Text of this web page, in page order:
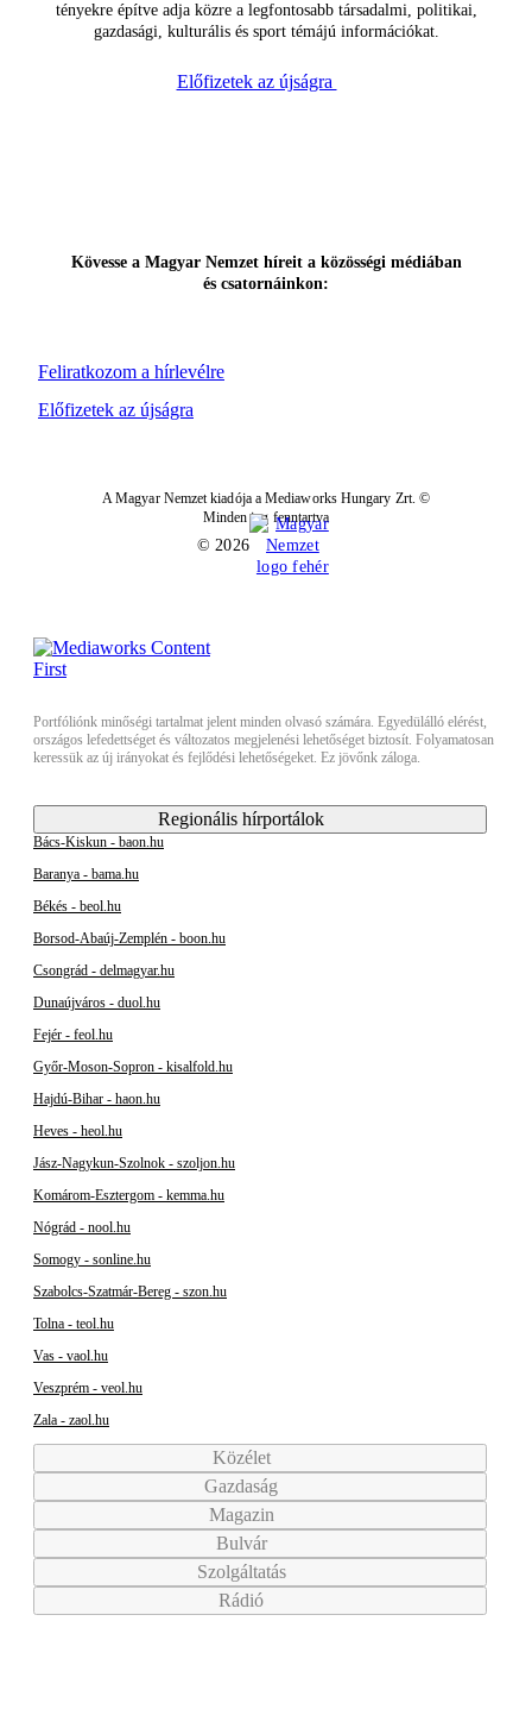
tényekre építve adja közre a legfontosabb társadalmi, politikai,
gazdasági, kulturális és sport témájú információkat.
Előfizetek az újságra
Feliratkozom a hírlevélre
Kövesse a Magyar Nemzet híreit a közösségi médiában
és csatornáinkon:
Előfizetek az újságra
A Magyar Nemzet kiadója a Mediaworks Hungary Zrt. ©
Minden jog fenntartva
© 2026
Portfóliónk minőségi tartalmat jelent minden olvasó számára. Egyedülálló elérést,
országos lefedettséget és változatos megjelenési lehetőséget biztosít. Folyamatosan
keressük az új irányokat és fejlődési lehetőségeket. Ez jövőnk záloga.
Regionális hírportálok
Bács-Kiskun - baon.hu
Baranya - bama.hu
Békés - beol.hu
Borsod-Abaúj-Zemplén - boon.hu
Csongrád - delmagyar.hu
Dunaújváros - duol.hu
Fejér - feol.hu
Győr-Moson-Sopron - kisalfold.hu
Hajdú-Bihar - haon.hu
Heves - heol.hu
Jász-Nagykun-Szolnok - szoljon.hu
Komárom-Esztergom - kemma.hu
Nógrád - nool.hu
Somogy - sonline.hu
Szabolcs-Szatmár-Bereg - szon.hu
Tolna - teol.hu
Vas - vaol.hu
Veszprém - veol.hu
Zala - zaol.hu
Közélet
Gazdaság
Magazin
Bulvár
Szolgáltatás
Rádió